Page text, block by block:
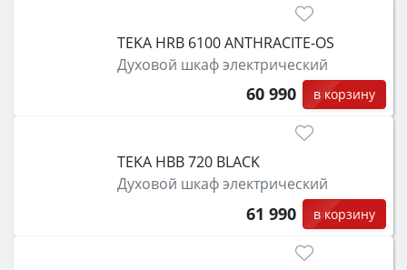
TEKA HRB 6100 ANTHRACITE-OS
Духовой шкаф электрический
60 990 в корзину
TEKA HBB 720 BLACK
Духовой шкаф электрический
61 990 в корзину